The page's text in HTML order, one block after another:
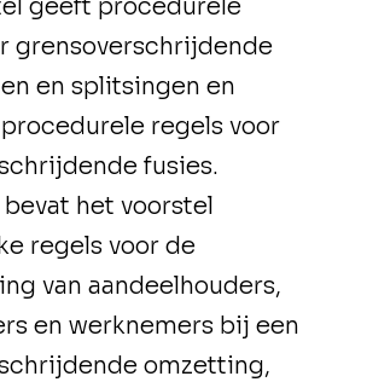
geeft procedurele
grensoverschrijdende
en splitsingen en
regels voor
fusies.
bevat het voorstel
regels voor de
van aandeelhouders,
en werknemers bij een
omzetting,